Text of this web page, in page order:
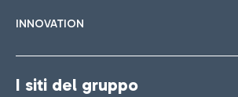
INNOVATION
I siti del gruppo